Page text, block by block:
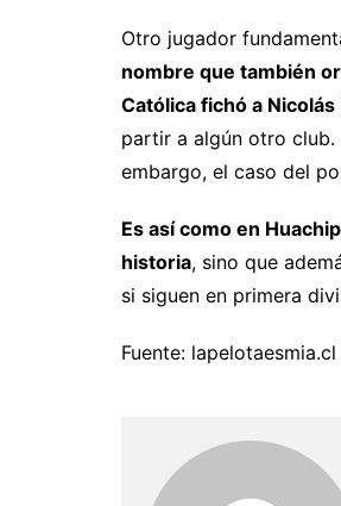
Otro jugador
nombre que también
Católica fichó a Nicolás
partir a algún otro club.
embargo, el caso del
Es así como en
historia, sino que
si siguen en primera
Fuente: lapelotaesmia.cl